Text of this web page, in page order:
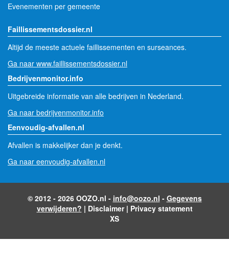
Evenementen per gemeente
Faillissementsdossier.nl
Altijd de meeste actuele faillissementen en surseances.
Ga naar www.faillissementsdossier.nl
Bedrijvenmonitor.info
Uitgebreide informatie van alle bedrijven in Nederland.
Ga naar bedrijvenmonitor.info
Eenvoudig-afvallen.nl
Afvallen is makkelijker dan je denkt.
Ga naar eenvoudig-afvallen.nl
© 2012 - 2026 OOZO.nl - info@oozo.nl - Gegevens
verwijderen? | Disclaimer| Privacy statement
XS